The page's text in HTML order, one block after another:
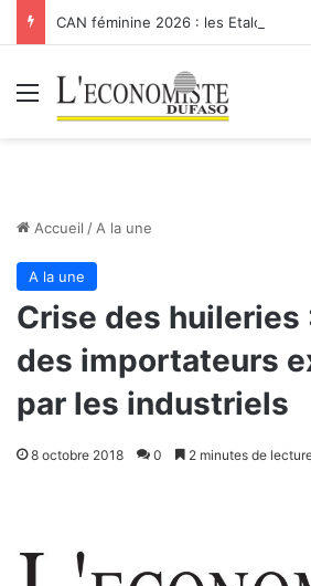
Menu
Accueil / A la une
A la une
Crise des huileries
des importateurs
par les industriels
8 octobre 2018 0 2 minutes de